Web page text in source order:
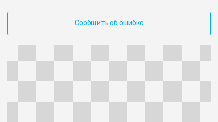
Сообщить об ошибке